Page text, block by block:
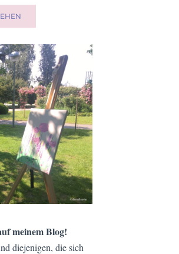
meinem Blog!
diejenigen, die sich